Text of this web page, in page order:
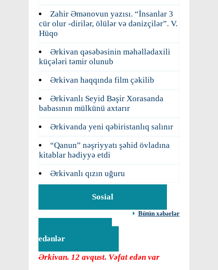
Zahir Əmənovun yazısı. “İnsanlar 3
cür olur -dirilər, ölülər və dənizçilər”. V.
Hüqo
Ərkivan qəsəbəsinin məhəllədaxili
küçələri təmir olunub
Ərkivan haqqında film çəkilib
Ərkivanlı Seyid Bəşir Xorasanda
babasının mülkünü axtarır
Ərkivanda yeni qəbiristanlıq salınır
“Qanun” nəşriyyatı şəhid övladına
kitablar hədiyyə etdi
Ərkivanlı qızın uğuru
Sosial
Bütün xəbərlər
edənlər
Ərkivan. 12 avqust. Vəfat edən var